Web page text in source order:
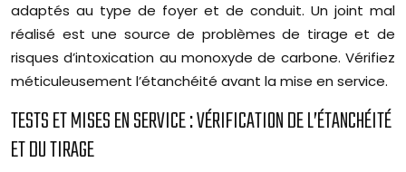
adaptés au type de foyer et de conduit. Un joint mal
réalisé est une source de problèmes de tirage et de
risques d’intoxication au monoxyde de carbone. Vérifiez
méticuleusement l’étanchéité avant la mise en service.
TESTS ET MISES EN SERVICE : VÉRIFICATION DE L’ÉTANCHÉITÉ
ET DU TIRAGE